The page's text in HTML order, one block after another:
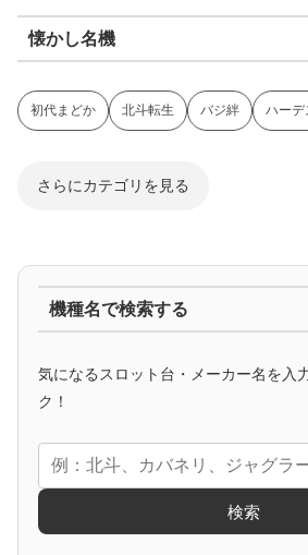
懐かし名機
初代まどか 北斗転生 バジ絆 ハーデ
さらにカテゴリを見る
マイジャグ ファンキー アイム ゴー
アニメタイアップ
エヴァ コードギアス 化物語 炎炎ノ
機種名で検索する
気になるスロット台・メーカー名を入
ク！
検索